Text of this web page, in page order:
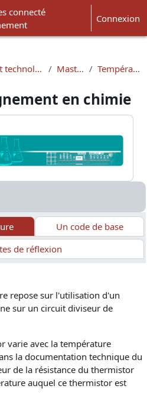
de recherche
connecté
Connexion
Sciences et technologies Masters Température
en chimie
Un code de base
de réflexion
repose sur l'utilisation d'un
sur un circuit diviseur de
varie avec la température
la documentation technique du
de la résistance du thermistor
auquel ce thermistor est